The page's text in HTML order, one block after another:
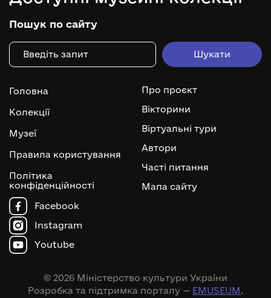
Пошук по сайту
Головна
Колекції
Музеї
Правила користування
Політика
конфіденційності
Про проєкт
Вікторини
Віртуальні тури
Автори
Часті питання
Мапа сайту
Facebook
Instagram
Youtube
© 2026 Міністерство культури України
Розробка та підтримка порталу — EMUSEUM.